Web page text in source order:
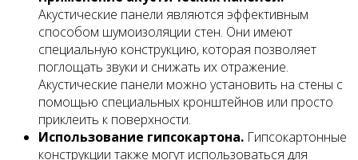
Акустические панели являются эффективным
способом шумоизоляции стен. Они имеют
специальную конструкцию, которая позволяет
поглощать звуки и снижать их отражение.
Акустические панели можно установить на стены с
помощью специальных кронштейнов или просто
приклеить к поверхности.
Использование гипсокартона. Гипсокартонные
конструкции также могут использоваться для